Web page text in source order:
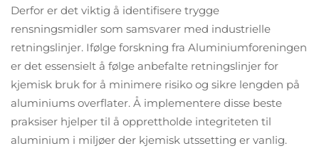
Derfor er det viktig å identifisere trygge
rensningsmidler som samsvarer med industrielle
retningslinjer. Ifølge forskning fra Aluminiumforeningen
er det essensielt å følge anbefalte retningslinjer for
kjemisk bruk for å minimere risiko og sikre lengden på
aluminiums overflater. Å implementere disse beste
praksiser hjelper til å opprettholde integriteten til
aluminium i miljøer der kjemisk utssetting er vanlig.